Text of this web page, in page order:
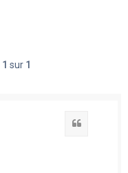
1 sur 1